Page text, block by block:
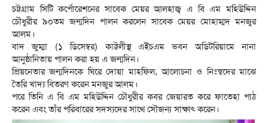
চট্টগ্রাম সিটি কর্পোরেশনের সাবেক মেয়র আলহাজ্ব এ বি এম মহিউদ্দিন
চৌধুরীর ৯০তম জন্মদিন পালন করলেন সাবেক মেয়র মোহাম্মদ মনজুর
আলম।
বাদ জুম্মা (১ ডিসেম্বর) কাট্টলীস্থ এইচএম ভবন অডিটরিয়ামে নানা
আনুষ্ঠানিতায় পালন করা হয় এ জন্মদিন।
প্রিয়নেতার জন্মদিনকে ঘিরে দোয়া মাহফিল, আলোচনা ও নিঃস্বদের মাঝে
তৈরি খাদ্য বিতরণ করেন মনজুর আলম।
পরে তিনি এ বি এম মহিউদ্দিন চৌধুরীর কবর জেয়ারত করে ফাতেহা পাঠ
করেন এবং তাঁর পরিবারের সদস্যদের সাথে সৌজন্য সাক্ষাৎ করেন।